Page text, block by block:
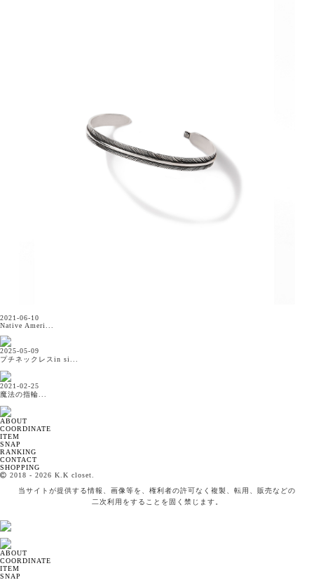
2021-06-10
Native Ameri...
2025-05-09
プチネックレスin si...
2021-02-25
魔法の指輪...
ABOUT
COORDINATE
ITEM
SNAP
RANKING
CONTACT
SHOPPING
2018 - 2026 K.K closet.
当サイトが提供する情報、画像等を、権利者の許可なく複製、転用、販売などの
二次利用をすることを固く禁じます。
ABOUT
COORDINATE
ITEM
SNAP